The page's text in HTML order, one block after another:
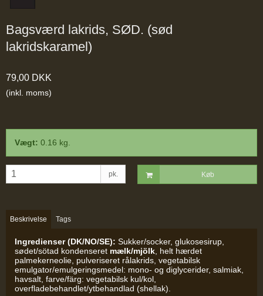
Bagsværd lakrids, SØD. (sød
lakridskaramel)
79,00 DKK
(inkl. moms)
Vægt: 0.16 kg.
pk. Køb
Beskrivelse Tags
Ingredienser (DK/NO/SE): Sukker/socker, glukosesirup,
sødet/sötad kondenseret mælk/mjölk , helt hærdet
palmekerneolie, pulveriseret rålakrids, vegetabilsk
emulgator/emulgeringsmedel: mono- og diglycerider, salmiak,
havsalt, farve/färg: vegetabilsk kul/kol,
overfladebehandlet/ytbehandlad (shellak).